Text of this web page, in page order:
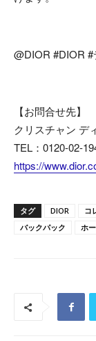
@DIOR #DIOR
【お問合せ先】
クリスチャン デ
TEL：0120-02-
https://
タグ DIOR コ
バックパック
ホ